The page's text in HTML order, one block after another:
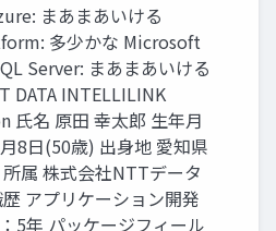
まあまあいける
多少かな Microsoft
Server: まあまあいける
DATA INTELLILINK
氏名 原田 幸太郎 生年月
8日(50歳) 出身地 愛知県
属 株式会社NTTデータ
アプリケーション開発
5年 パッケージフィール